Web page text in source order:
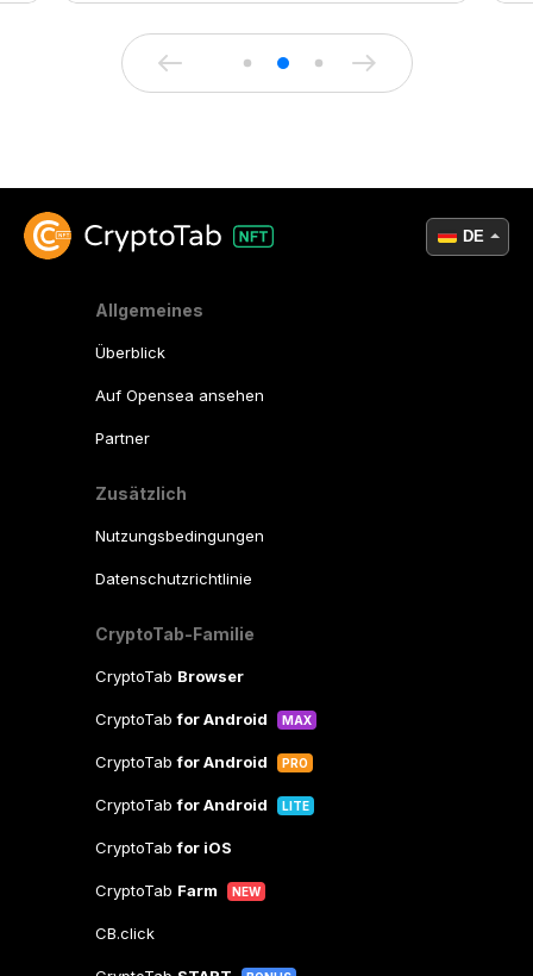
Allgemeines
Überblick
Auf Opensea ansehen
Partner
Zusätzlich
Nutzungsbedingungen
Datenschutzrichtlinie
CryptoTab-Familie
CryptoTab Browser
CryptoTabfor Android MAX
CryptoTabfor Android PRO
CryptoTabfor Android LITE
CryptoTabfor iOS
CryptoTab Farm NEW
CB.click
DE